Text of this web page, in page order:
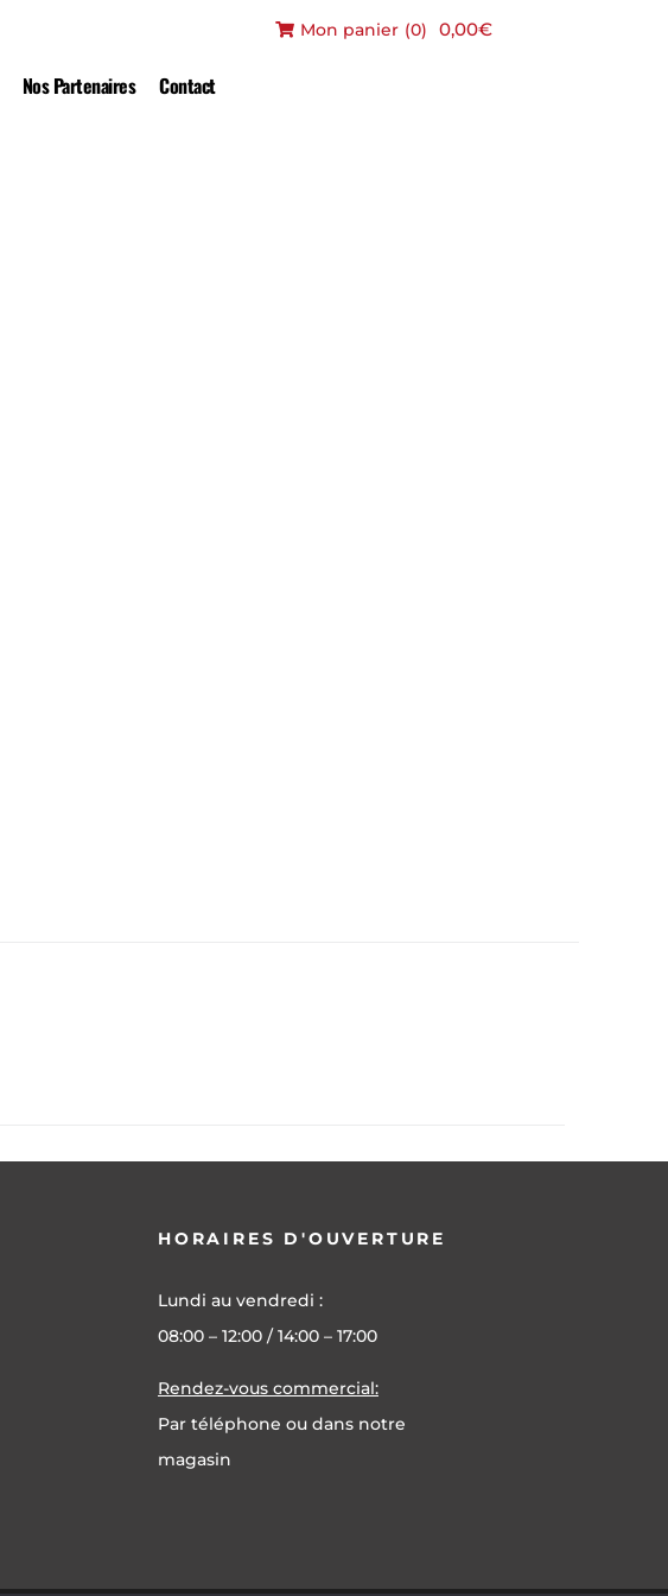
Nos Partenaires Contact
Mon panier (0) 0,00€
HORAIRES D'OUVERTURE
Lundi au vendredi :
08:00 – 12:00 / 14:00 – 17:00
Rendez-vous commercial:
Par téléphone ou dans notre
magasin